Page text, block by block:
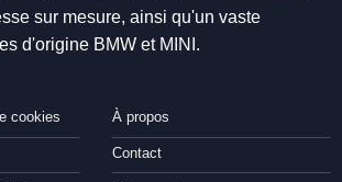
sur mesure, ainsi qu'un vaste
d'origine BMW et MINI.
cookies À propos
Contact